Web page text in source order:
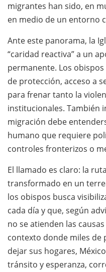
migrantes han sido, en
en medio de un entorno
Ante este panorama, la
“caridad reactiva” a un
permanente. Los
de protección, acceso a
para frenar tanto la
institucionales. También
migración debe
humano que requiere
controles fronterizos o
El llamado es claro: la
transformado en un
los obispos busca
cada día y que, según
no se atienden las
contexto donde miles de
dejar sus hogares,
tránsito y esperanza,